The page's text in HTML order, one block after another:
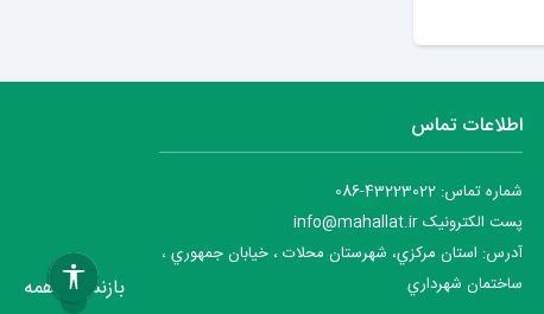
اطلاعات تماس
شماره تماس: 43223022-086
پست الکترونیک info@mahallat.ir
آدرس: استان مرکزي، شهرستان محلات ‌‌‌، خيابان جمهوري ،
ساختمان شهرداري
بازنشانی همه